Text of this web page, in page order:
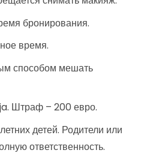
бронирования.
время.
способом мешать
Штраф – 200 евро.
детей. Родители или
ответственность.